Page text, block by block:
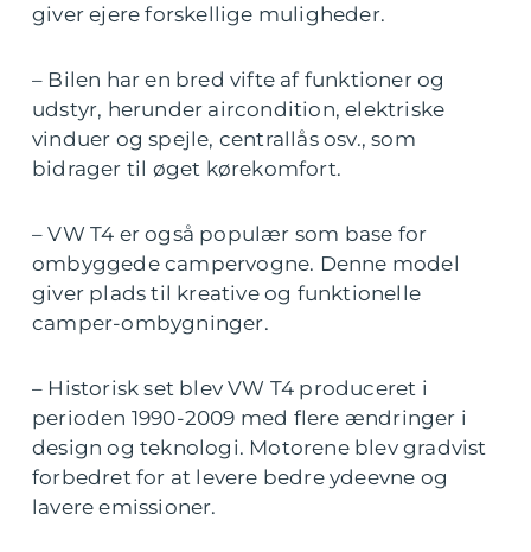
giver ejere forskellige muligheder.
– Bilen har en bred vifte af funktioner og
udstyr, herunder aircondition, elektriske
vinduer og spejle, centrallås osv., som
bidrager til øget kørekomfort.
– VW T4 er også populær som base for
ombyggede campervogne. Denne model
giver plads til kreative og funktionelle
camper-ombygninger.
– Historisk set blev VW T4 produceret i
perioden 1990-2009 med flere ændringer i
design og teknologi. Motorene blev gradvist
forbedret for at levere bedre ydeevne og
lavere emissioner.